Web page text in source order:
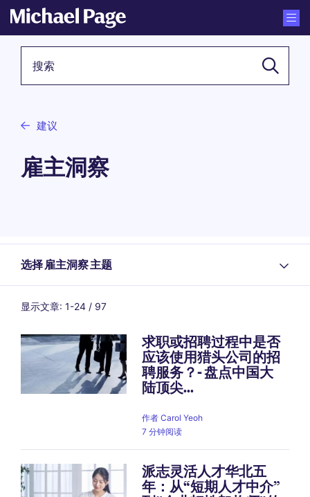
建议
雇主洞察
选择 雇主洞察 主题
显示文章: 1-24 / 97
求职或招聘过程中是否
应该使用猎头公司的招
聘服务？- 盘点中国大
陆顶尖...
作者 Carol Yeoh
7 分钟阅读
派志灵活人才华北五
年：从“短期人才中介”
Pagination